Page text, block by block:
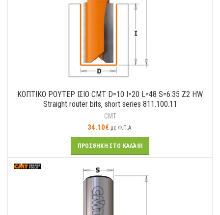
ΚΟΠΤΙΚΟ ΡΟΥΤΕΡ ΙΣΙΟ CMT D=10 I=20 L=48 S=6.35 Z2 HW
Straight router bits, short series 811.100.11
CMT
34.10€ με Φ.Π.Α.
ΠΡΟΣΘΉΚΗ ΣΤΟ ΚΑΛΆΘΙ